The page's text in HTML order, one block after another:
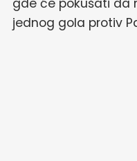
jednog gola protiv